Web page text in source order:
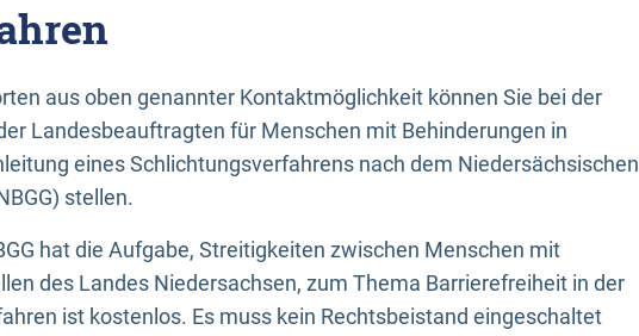
aus oben genannter Kontaktmöglichkeit können Sie bei der
Landesbeauftragten für Menschen mit Behinderungen in
eines Schlichtungsverfahrens nach dem Niedersächsischen
stellen.
hat die Aufgabe, Streitigkeiten zwischen Menschen mit
des Landes Niedersachsen, zum Thema Barrierefreiheit in der
ist kostenlos. Es muss kein Rechtsbeistand eingeschaltet